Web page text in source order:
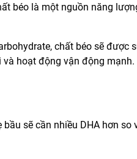
béo là một nguồn năng
chất béo sẽ được
hoạt động vận động mạnh.
sẽ cần nhiều DHA hơn